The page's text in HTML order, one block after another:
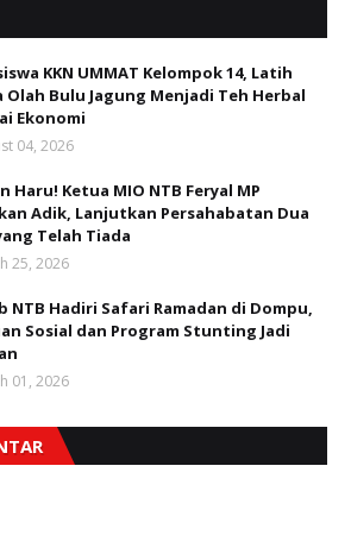
KKN UMMAT Kelompok 14, Latih
Olah Bulu Jagung Menjadi Teh Herbal
Ekonomi
04, 2026
Haru! Ketua MIO NTB Feryal MP
Adik, Lanjutkan Persahabatan Dua
Telah Tiada
25, 2026
NTB Hadiri Safari Ramadan di Dompu,
Sosial dan Program Stunting Jadi
01, 2026